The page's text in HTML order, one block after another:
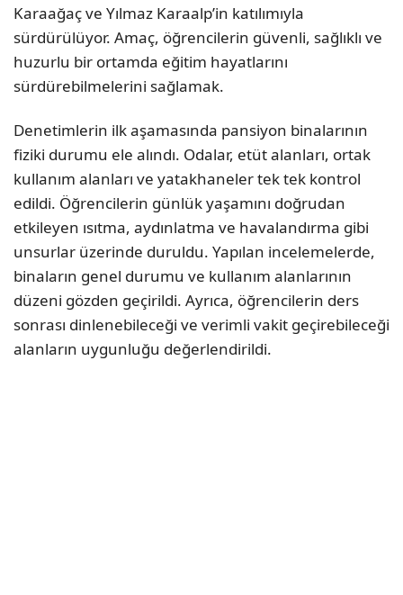
Karaağaç ve Yılmaz Karaalp’in katılımıyla
sürdürülüyor. Amaç, öğrencilerin güvenli, sağlıklı ve
huzurlu bir ortamda eğitim hayatlarını
sürdürebilmelerini sağlamak.
Denetimlerin ilk aşamasında pansiyon binalarının
fiziki durumu ele alındı. Odalar, etüt alanları, ortak
kullanım alanları ve yatakhaneler tek tek kontrol
edildi. Öğrencilerin günlük yaşamını doğrudan
etkileyen ısıtma, aydınlatma ve havalandırma gibi
unsurlar üzerinde duruldu. Yapılan incelemelerde,
binaların genel durumu ve kullanım alanlarının
düzeni gözden geçirildi. Ayrıca, öğrencilerin ders
sonrası dinlenebileceği ve verimli vakit geçirebileceği
alanların uygunluğu değerlendirildi.